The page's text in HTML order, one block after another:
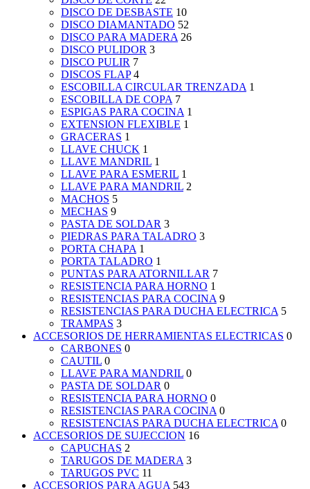
DISCO DE DESBASTE 10
DISCO DIAMANTADO 52
DISCO PARA MADERA 26
DISCO PULIDOR 3
DISCO PULIR 7
DISCOS FLAP 4
ESCOBILLA CIRCULAR TRENZADA 1
ESCOBILLA DE COPA 7
ESPIGAS PARA COCINA 1
EXTENSION FLEXIBLE 1
GRACERAS 1
LLAVE CHUCK 1
LLAVE MANDRIL 1
LLAVE PARA ESMERIL 1
LLAVE PARA MANDRIL 2
MACHOS 5
MECHAS 9
PASTA DE SOLDAR 3
PIEDRAS PARA TALADRO 3
PORTA CHAPA 1
PORTA TALADRO 1
PUNTAS PARA ATORNILLAR 7
RESISTENCIA PARA HORNO 1
RESISTENCIAS PARA COCINA 9
RESISTENCIAS PARA DUCHA ELECTRICA 5
TRAMPAS 3
ACCESORIOS DE HERRAMIENTAS ELECTRICAS 0
CARBONES 0
CAUTIL 0
LLAVE PARA MANDRIL 0
PASTA DE SOLDAR 0
RESISTENCIA PARA HORNO 0
RESISTENCIAS PARA COCINA 0
RESISTENCIAS PARA DUCHA ELECTRICA 0
ACCESORIOS DE SUJECCION 16
CAPUCHAS 2
TARUGOS DE MADERA 3
TARUGOS PVC 11
ACCESORIOS PARA AGUA 543